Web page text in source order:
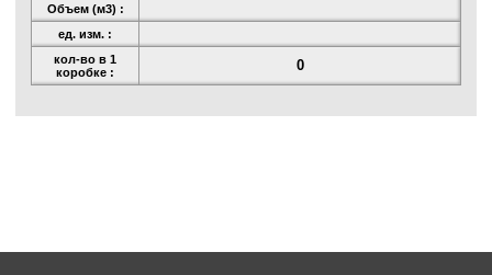
Объем (м3) :
ед. изм. :
кол-во в 1
коробке :
0